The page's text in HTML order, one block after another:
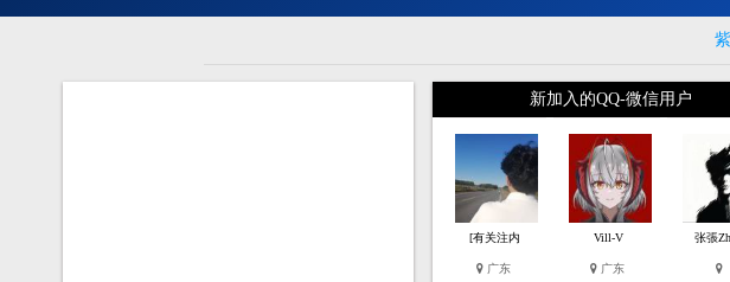
颜 色 >> 黑色酷站 白色酷站 红色酷站 蓝色酷站
购物商店 网络游戏 个人网站 集团企业 酒店宾馆
餐厅饭店 家用电器 数码相机 珠宝首饰
红色模板 蓝色模板 紫色模板 黄
服务团队 网站建设 欧莱凯APP端下载
新加入的QQ-微信用户
[有关注内
广东
Vill-V
广东
张張